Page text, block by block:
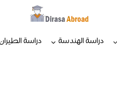
دراسة الهندسة دراسة